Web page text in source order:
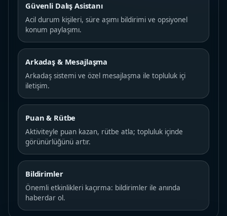
Güvenli Dalış Asistanı
Acil durum kişileri, süre aşımı bildirimi ve opsiyonel
konum paylaşımı.
Arkadaş & Mesajlaşma
Arkadaş sistemi ve özel mesajlaşma ile topluluk içi
iletişim.
Puan & Rütbe
Aktiviteyle puan kazan, rütbe atla; topluluk içinde
görünürlüğünü artır.
Bildirimler
Önemli etkinlikleri kaçırma: bildirimler ile anında
haberdar ol.